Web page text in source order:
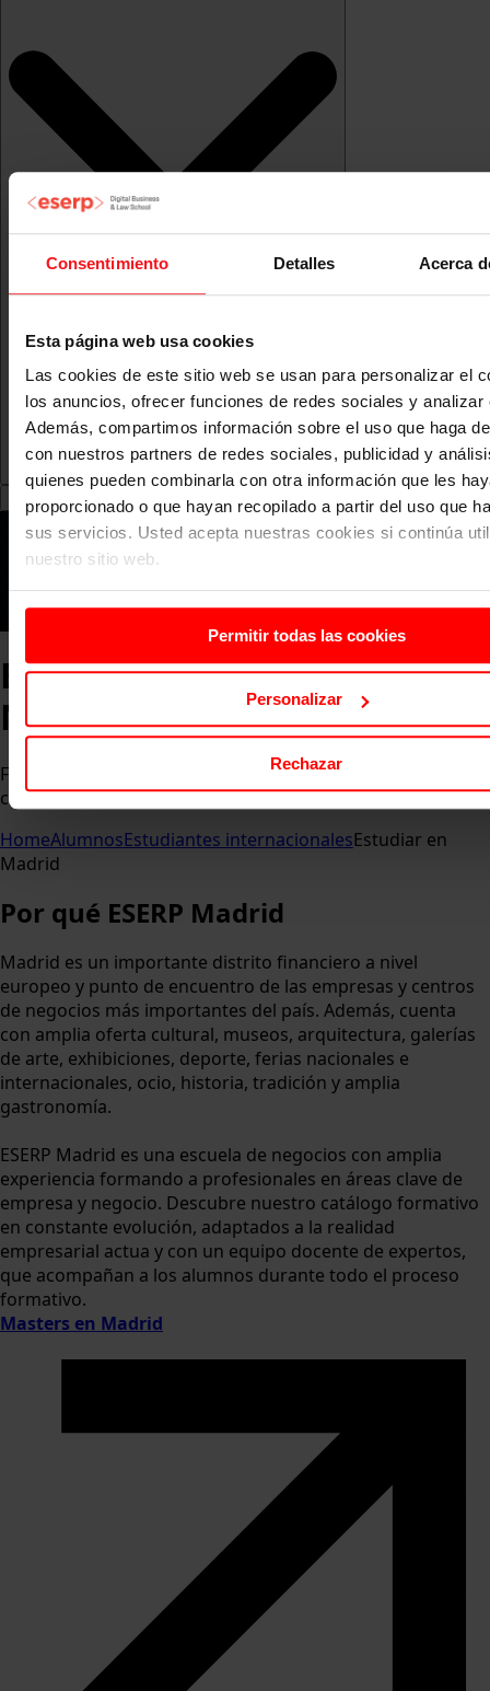
Consentimiento Detalles Acerca
Esta página web usa cookies
Las cookies de este sitio web se usan para personalizar el
los anuncios, ofrecer funciones de redes sociales y analizar
Además, compartimos información sobre el uso que haga
con nuestros partners de redes sociales, publicidad y
quienes pueden combinarla con otra información que les
proporcionado o que hayan recopilado a partir del uso que
sus servicios. Usted acepta nuestras cookies si continúa
nuestro sitio web.
Permitir todas las cookies
Personalizar
Rechazar
Escuela de Negocios en
Madrid
Formarás parte de una comunidad global en nuestros
campus con estudiantes de más de 30 nacionalidades.
HomeAlumnosEstudiantes internacionalesEstudiar en
Madrid
Por qué ESERP Madrid
Madrid es un importante distrito financiero a nivel
europeo y punto de encuentro de las empresas y centros
de negocios más importantes del país. Además, cuenta
con amplia oferta cultural, museos, arquitectura, galerías
de arte, exhibiciones, deporte, ferias nacionales e
internacionales, ocio, historia, tradición y amplia
gastronomía.
ESERP Madrid es una escuela de negocios con amplia
experiencia formando a profesionales en áreas clave de
empresa y negocio. Descubre nuestro catálogo formativo
en constante evolución, adaptados a la realidad
empresarial actua y con un equipo docente de expertos,
que acompañan a los alumnos durante todo el proceso
formativo.
Masters en Madrid